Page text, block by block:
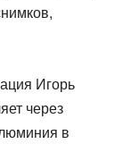
Игорь
через
в